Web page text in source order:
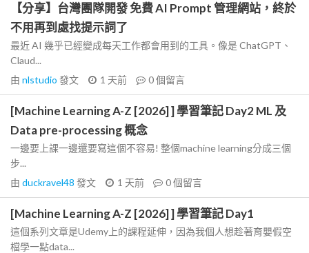
【分享】台灣團隊開發 免費 AI Prompt 管理網站，終於
不用再到處找提示詞了
最近 AI 幾乎已經變成每天工作都會用到的工具。像是 ChatGPT、
Claud...
由 nlstudio 發文 1 天前 0個留言
[Machine Learning A-Z [2026] ] 學習筆記 Day2 ML 及
Data pre-processing 概念
一邊要上課一邊還要寫這個不容易! 整個machine learning分成三個
步...
由 duckravel48 發文 1 天前 0個留言
[Machine Learning A-Z [2026] ] 學習筆記 Day1
這個系列文章是Udemy上的課程延伸，因為我個人想趁著育嬰假空
檔學一點data...